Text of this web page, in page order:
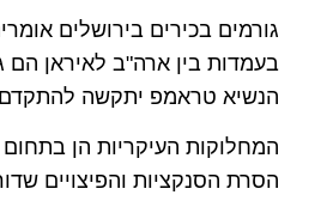
גורמים בכירים בירושלים
בעמדות בין ארה"ב לאיראן הם
הנשיא טראמפ יתקשה
המחלוקות העיקריות הן בתחום
הסרת הסנקציות והפיצויים